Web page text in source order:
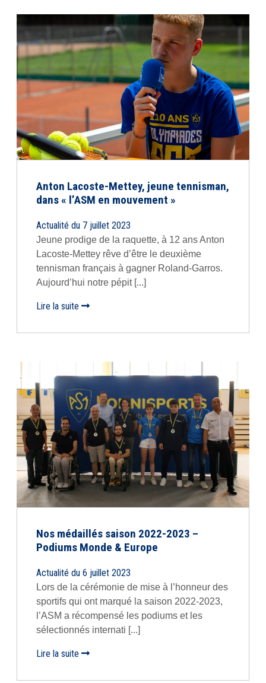
Anton Lacoste-Mettey, jeune tennisman,
dans « l’ASM en mouvement »
Actualité du 7 juillet 2023
Jeune prodige de la raquette, à 12 ans Anton
Lacoste-Mettey rêve d’être le deuxième
tennisman français à gagner Roland-Garros.
Aujourd’hui notre pépit [...]
Lire la suite
Nos médaillés saison 2022-2023 –
Podiums Monde & Europe
Actualité du 6 juillet 2023
Lors de la cérémonie de mise à l’honneur des
sportifs qui ont marqué la saison 2022-2023,
l’ASM a récompensé les podiums et les
sélectionnés internati [...]
Lire la suite